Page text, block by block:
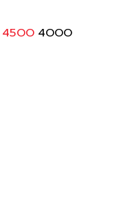
4500 4000